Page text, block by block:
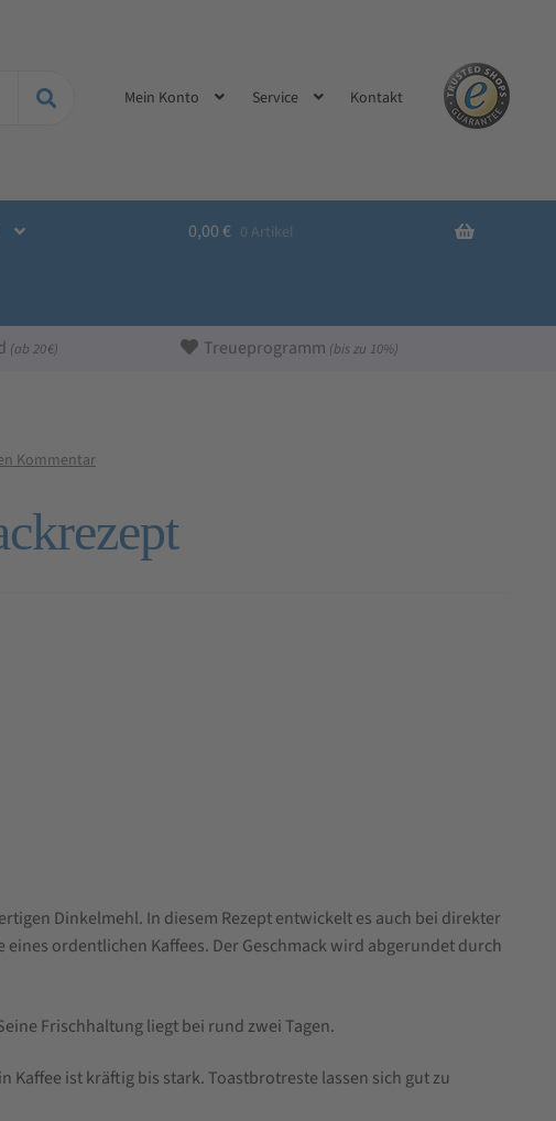
Mein Konto Service Kontakt
0,00 € 0 Artikel
(ab 20 €) Treueprogramm (bis zu 10%)
Kommentar
Dinkelmehl. In diesem Rezept entwickelt es auch bei direkter
ordentlichen Kaffees. Der Geschmack wird abgerundet durch
Frischhaltung liegt bei rund zwei Tagen.
Kaffee ist kräftig bis stark. Toastbrotreste lassen sich gut zu